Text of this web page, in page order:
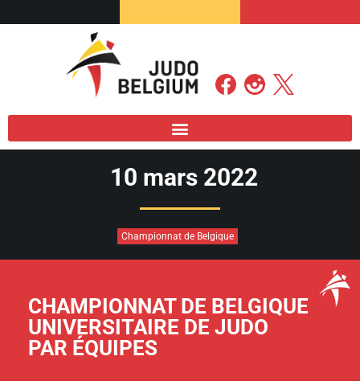
10 mars 2022
Championnat de Belgique
CHAMPIONNAT DE BELGIQUE
UNIVERSITAIRE DE JUDO
PAR ÉQUIPES